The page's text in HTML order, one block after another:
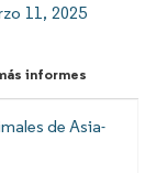
11, 2025
informes
de Asia-